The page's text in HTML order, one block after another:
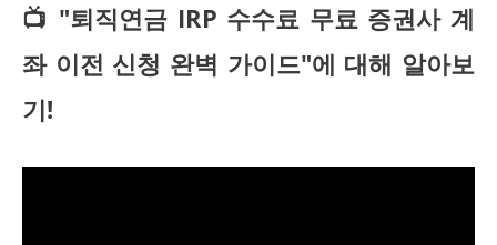
📺 "퇴직연금 IRP 수수료 무료 증권사 계
좌 이전 신청 완벽 가이드"에 대해 알아보
기!